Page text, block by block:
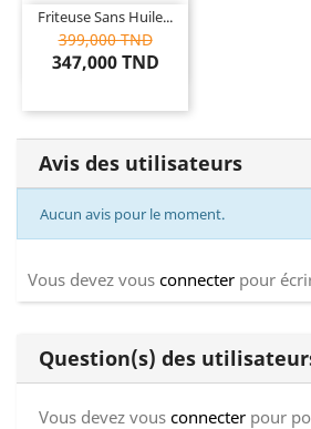
Friteuse Sans Huile...
399,000 TND
347,000 TND
Avis des utilisateurs
Aucun avis pour le moment.
Vous devez vous connecter pour
Question(s) des
Vous devez vous connecter pour